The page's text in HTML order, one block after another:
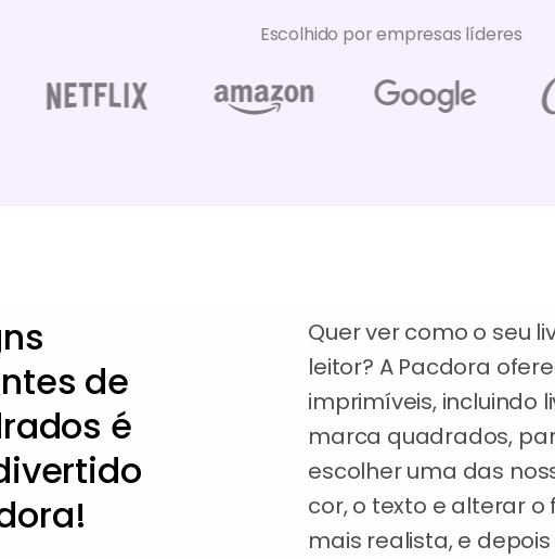
Escolhido por empresas líderes
de
é
Quer ver como o seu
leitor? A Pacdora
imprimíveis, incluindo
marca quadrados,
escolher uma das
cor, o texto e alterar
mais realista, e